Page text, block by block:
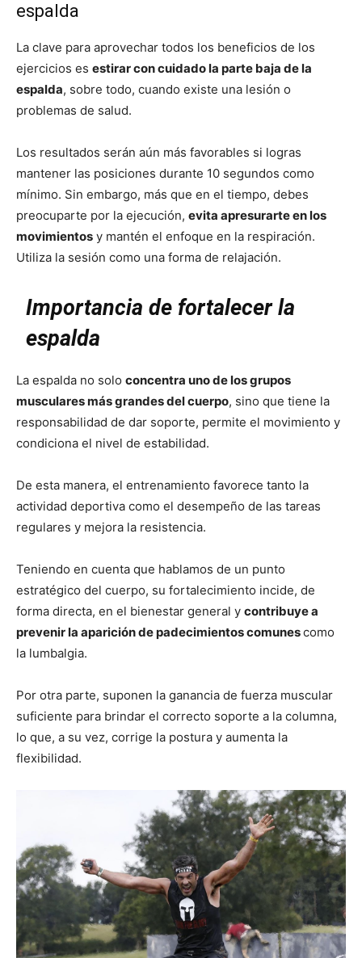
espalda
La clave para aprovechar todos los beneficios de los
ejercicios es estirar con cuidado la parte baja de la
espalda, sobre todo, cuando existe una lesión o
problemas de salud.
Los resultados serán aún más favorables si logras
mantener las posiciones durante 10 segundos como
mínimo. Sin embargo, más que en el tiempo, debes
preocuparte por la ejecución, evita apresurarte en los
movimientos y mantén el enfoque en la respiración.
Utiliza la sesión como una forma de relajación.
Importancia de fortalecer la
espalda
La espalda no solo concentra uno de los grupos
musculares más grandes del cuerpo, sino que tiene la
responsabilidad de dar soporte, permite el movimiento y
condiciona el nivel de estabilidad.
De esta manera, el entrenamiento favorece tanto la
actividad deportiva como el desempeño de las tareas
regulares y mejora la resistencia.
Teniendo en cuenta que hablamos de un punto
estratégico del cuerpo, su fortalecimiento incide, de
forma directa, en el bienestar general y contribuye a
prevenir la aparición de padecimientos comunescomo
la lumbalgia.
Por otra parte, suponen la ganancia de fuerza muscular
suficiente para brindar el correcto soporte a la columna,
lo que, a su vez, corrige la postura y aumenta la
flexibilidad.